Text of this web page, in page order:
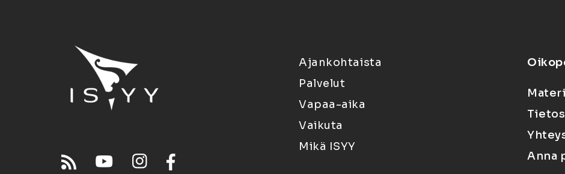
Ajankohtaista
Palvelut
Vapaa-aika
Vaikuta
Mikä ISYY
Anna